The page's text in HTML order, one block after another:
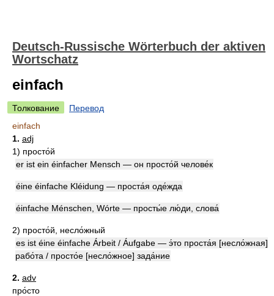
Deutsch-Russische Wörterbuch der aktiven
Wortschatz
einfach
Толкование
Перевод
einfach
1. adj
1) просто́й
er ist ein éinfacher Mensch — он просто́й челове́к
éine éinfache Kléidung — проста́я оде́жда
éinfache Ménschen, Wórte — просты́е лю́ди, слова́
2) просто́й, несло́жный
es ist éine éinfache Árbeit / Áufgabe — э́то проста́я [несло́жная]
рабо́та / просто́е [несло́жное] зада́ние
2. adv
про́сто